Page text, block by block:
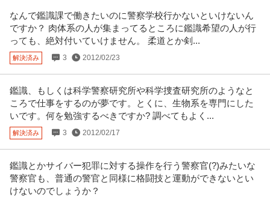
なんで鑑識課で働きたいのに警察学校行かないといけないん
ですか？ 肉体系の人が集まってるところに鑑識希望の人が行
っても、絶対付いていけません。 柔道とか剣...
解決済み 3 2012/02/23
鑑識、もしくは科学警察研究所や科学捜査研究所のようなと
ころで仕事をするのが夢です。とくに、生物系を専門にした
いです。何を勉強するべきですか? 調べてもよく...
解決済み 3 2012/02/17
鑑識とかサイバー犯罪に対する操作を行う警察官(?)みたいな
警察官も、普通の警官と同様に格闘技と運動ができないとい
けないのでしょうか？